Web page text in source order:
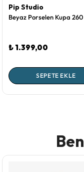
Pip Studio
₺ 1.399,00
SEPETE EKLE